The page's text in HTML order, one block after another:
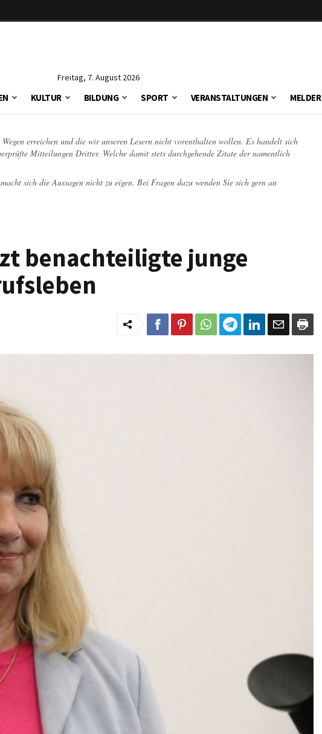
Freitag, 7. August 2026
KULTUR BILDUNG SPORT VERANSTALTUNGEN MELDER
erreichen und die wir unseren Lesern nicht vorenthalten wollen. Es handelt sich
Mitteilungen Dritter. Welche damit stets durchgehende Zitate der namentlich
sich die Aussagen nicht zu eigen. Bei Fragen dazu wenden Sie sich gern an
benachteiligte junge